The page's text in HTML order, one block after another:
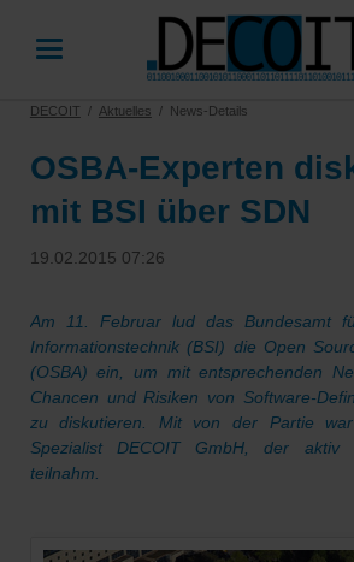
DECOIT Aktuelles News-Details
OSBA‐Experten
mit BSI über SDN
19.02.2015 07:26
Am 11. Februar lud das Bundesamt
Informationstechnik (BSI) die Open
(OSBA) ein, um mit entsprechenden
Chancen und Risiken von
zu diskutieren. Mit von der Partie war
Spezialist DECOIT GmbH, der aktiv
teilnahm.